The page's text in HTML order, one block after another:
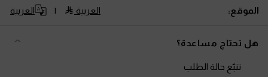
الموقع: العربية العربية
هل تحتاج مساعدة؟
تتبّع حالة الطلب